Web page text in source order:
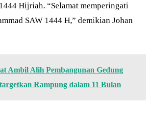
Hijriah. “Selamat memperingati
SAW 1444 H,” demikian Johan
Ambil Alih Pembangunan Gedung
Rampung dalam 11 Bulan